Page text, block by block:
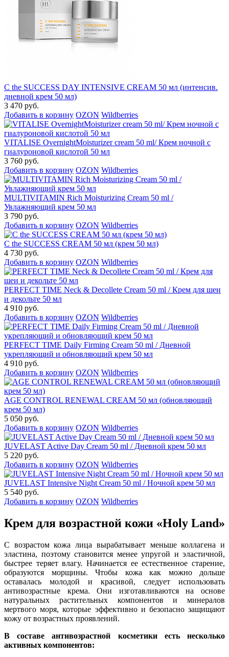
C the SUCCESS DAY INTENSIVE CREAM 50 мл (интенсив.
дневной крем 50 мл)
3 470 руб.
Добавить в корзину OZON Wildberries
VITALISE OvernightMoisturizer cream 50 ml/ Крем ночной с
гиалуроновой кислотой 50 мл
3 760 руб.
Добавить в корзину OZON Wildberries
MULTIVITAMIN Rich Moisturizing Cream 50 ml /
Увлажняющий крем 50 мл
3 790 руб.
Добавить в корзину OZON Wildberries
C the SUCCESS CREAM 50 мл (крем 50 мл)
4 730 руб.
Добавить в корзину OZON Wildberries
PERFECT TIME Neck & Decollete Cream 50 ml / Крем для шеи
и декольте 50 мл
4 910 руб.
Добавить в корзину OZON Wildberries
PERFECT TIME Daily Firming Cream 50 ml / Дневной
укрепляющий и обновляющий крем 50 мл
4 910 руб.
Добавить в корзину OZON Wildberries
AGE CONTROL RENEWAL CREAM 50 мл (обновляющий
крем 50 мл)
5 050 руб.
Добавить в корзину OZON Wildberries
JUVELAST Active Day Cream 50 ml / Дневной крем 50 мл
5 220 руб.
Добавить в корзину OZON Wildberries
JUVELAST Intensive Night Cream 50 ml / Ночной крем 50 мл
5 540 руб.
Добавить в корзину OZON Wildberries
Крем для возрастной кожи «Holy Land»
С возрастом кожа лица вырабатывает меньше коллагена и
эластина, поэтому становится менее упругой и эластичной,
быстрее теряет влагу. Начинается ее естественное старение,
образуются морщины. Чтобы кожа как можно дольше
оставалась молодой и красивой, следует использовать
антивозрастные крема. Они изготавливаются на основе
натуральных растительных компонентов и минералов
мертвого моря, которые эффективно и безопасно защищают
кожу от возрастных проявлений.
В составе антивозрастной косметики есть несколько
активных компонентов: